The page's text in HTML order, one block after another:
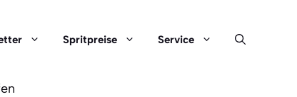
Spritpreise Service